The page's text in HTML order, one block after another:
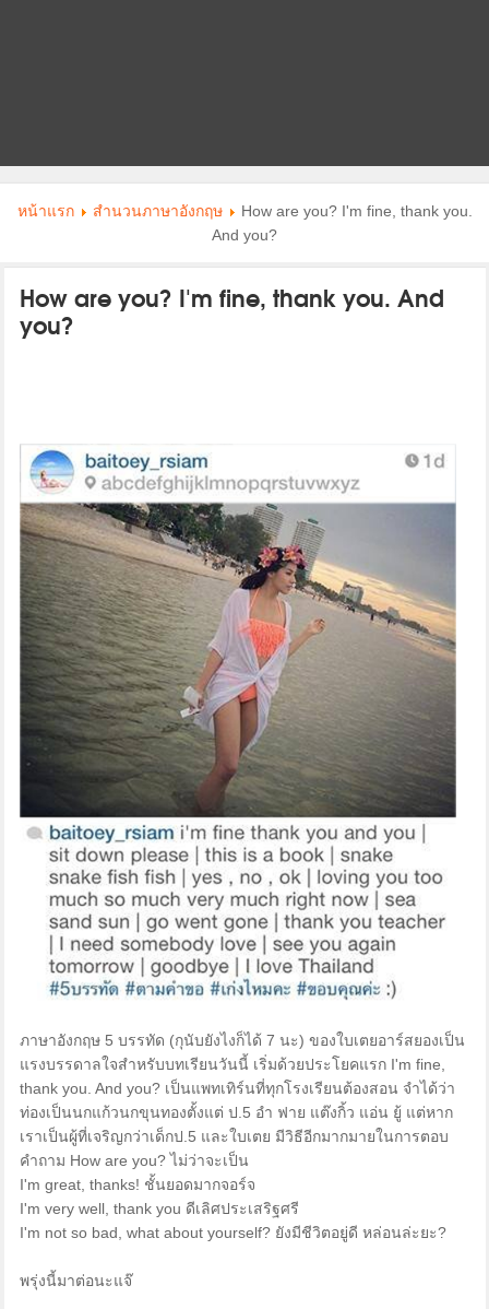
หน้าแรก สำนวนภาษาอังกฤษ
How are you? I'm fine, thank you.
And you?
How are you? I'm fine, thank you. And
you?
ภาษาอังกฤษ 5 บรรทัด (กุนับยังไงก็ได้ 7 นะ) ของใบเตยอาร์สยองเป็น
แรงบรรดาลใจสำหรับบทเรียนวันนี้ เริ่มด้วยประโยคแรก I'm fine,
thank you. And you? เป็นแพทเทิร์นที่ทุกโรงเรียนต้องสอน จำได้ว่า
ท่องเป็นนกแก้วนกขุนทองตั้งแต่ ป.5 อำ ฟาย แต๊งกิ้ว แอ่น ยู้ แต่หาก
เราเป็นผู้ที่เจริญกว่าเด็กป.5 และใบเตย มีวิธีอีกมากมายในการตอบ
คำถาม How are you? ไม่ว่าจะเป็น
I'm great, thanks! ชั้นยอดมากจอร์จ
I'm very well, thank you ดีเลิศประเสริฐศรี
I'm not so bad, what about yourself? ยังมีชีวิตอยู่ดี หล่อนล่ะยะ?
พรุ่งนี้มาต่อนะแจ๊